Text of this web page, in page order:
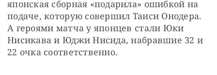
японская сборная «подарила» ошибкой на
подаче, которую совершил Таиси Онодера.
А героями матча у японцев стали Юки
Нисикава и Юджи Нисида, набравшие 32 и
22 очка соответственно.